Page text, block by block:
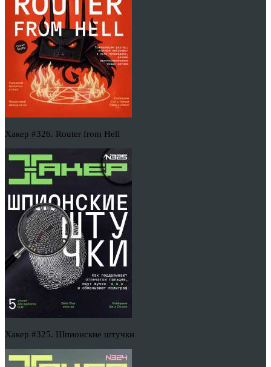
Хакер #326. Router from Hell
Хакер #325. Шпионские штучки